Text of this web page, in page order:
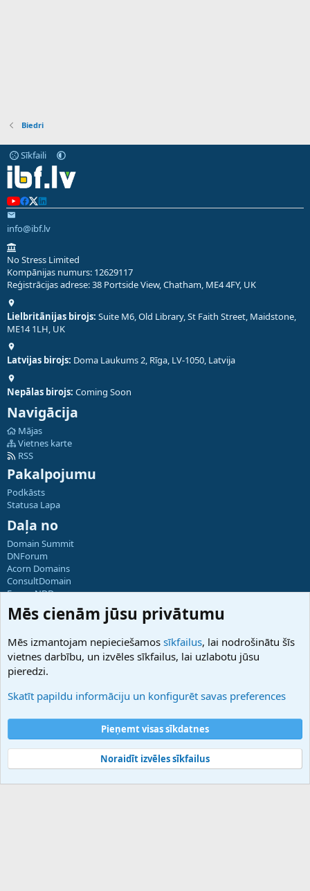
Biedri
Sīkfaili
info@ibf.lv
No Stress Limited
Kompānijas numurs: 12629117
Reģistrācijas adrese: 38 Portside View, Chatham, ME4 4FY, UK
Lielbritānijas birojs: Suite M6, Old Library, St Faith Street, Maidstone,
ME14 1LH, UK
Latvijas birojs: Doma Laukums 2, Rīga, LV-1050, Latvija
Nepālas birojs: Coming Soon
Navigācija
Mājas
Vietnes karte
RSS
Pakalpojumu
Podkāsts
Statusa Lapa
Daļa no
Domain Summit
DNForum
Acorn Domains
ConsultDomain
ForumNDD
Domainforum.ro
27.be
Hostmaria
Atbalsts
Palīdzība
Noteikumi un nosacījumi
Privātuma politika
Community platform by XenForo® © 2010-2025 XenForo Ltd.
Mēs cienām jūsu privātumu
Mēs izmantojam nepieciešamos sīkfailus, lai nodrošinātu šīs
vietnes darbību, un izvēles sīkfailus, lai uzlabotu jūsu
pieredzi.
Skatīt papildu informāciju un konfigurēt savas preferences
Pieņemt visas sīkdatnes
Noraidīt izvēles sīkfailus